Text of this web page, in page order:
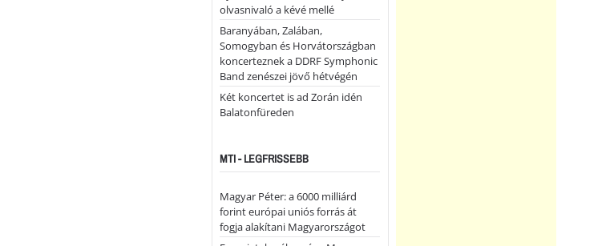
olvasnivaló a kévé mellé
Baranyában, Zalában,
Somogyban és Horvátországban
koncerteznek a DDRF Symphonic
Band zenészei jövő hétvégén
Két koncertet is ad Zorán idén
Balatonfüreden
MTI - LEGFRISSEBB
Magyar Péter: a 6000 milliárd
forint európai uniós forrás át
fogja alakítani Magyarországot